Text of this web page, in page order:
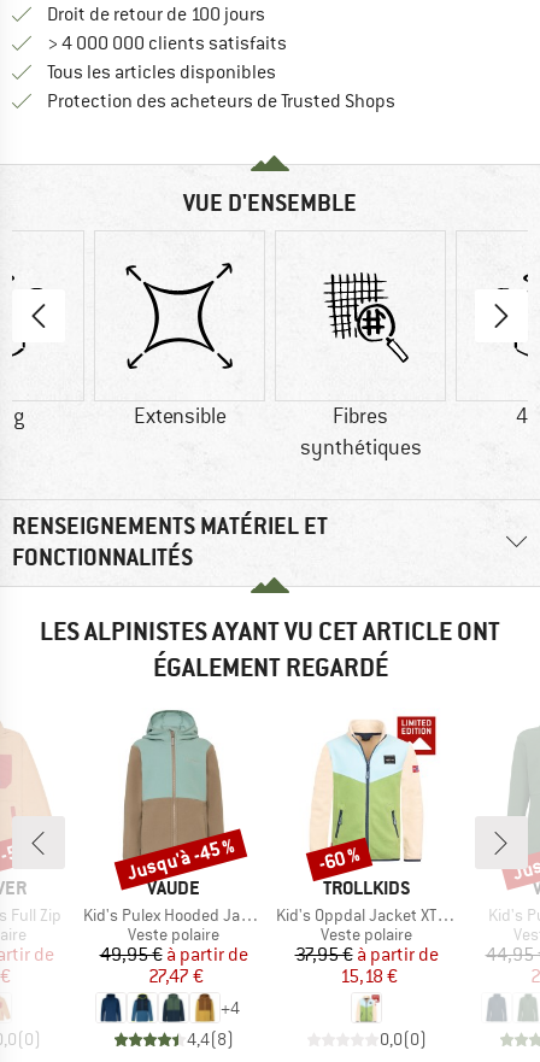
Droit de retour de 100 jours
> 4 000 000 clients satisfaits
Tous les articles disponibles
Protection des acheteurs de Trusted Shops
VUE D'ENSEMBLE
g Extensible
Fibres
synthétiques
RENSEIGNEMENTS MATÉRIEL ET
FONCTIONNALITÉS
LES ALPINISTES AYANT VU CET ARTICLE ONT
ÉGALEMENT REGARDÉ
Full Zip
réduit
de
(0)
%
MARQUE
VAUDE
Article
Kid's Pulex Hooded Jacket II
Product group
Veste polaire
Prix
49,95 € Prix réduit
à partir de
27,47 €
+4
4,4(8)
Remise
Jusqu'à -45 %
MARQUE
TROLLKIDS
Article
Kid's Oppdal Jacket XT Exclusive
Product group
Veste polaire
Prix
37,95 € Prix réduit
à partir de
15,18 €
0,0(0)
Remise
-60 %
Article
Kid's
44,95